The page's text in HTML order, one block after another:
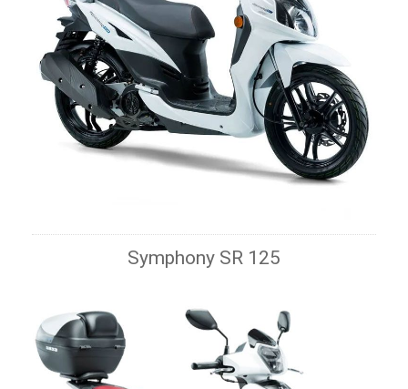
Symphony SR 125